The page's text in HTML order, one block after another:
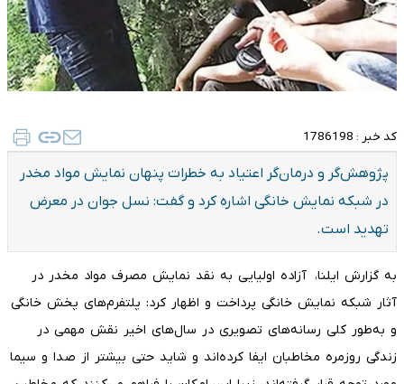
کد خبر : 1786198
پژوهش‌گر و درمان‌گر اعتیاد به خطرات پنهان نمایش مواد مخدر
در شبکه‌ نمایش خانگی اشاره کرد و گفت: نسل جوان در معرض
تهدید است.
به گزارش ایلنا، آزاده اولیایی به نقد نمایش مصرف مواد مخدر در
آثار شبکه نمایش خانگی پرداخت و اظهار کرد: پلتفرم‌های پخش خانگی
و به‌طور کلی رسانه‌های تصویری در سال‌های اخیر نقش مهمی در
زندگی روزمره مخاطبان ایفا کرده‌اند و شاید حتی بیشتر از صدا و سیما